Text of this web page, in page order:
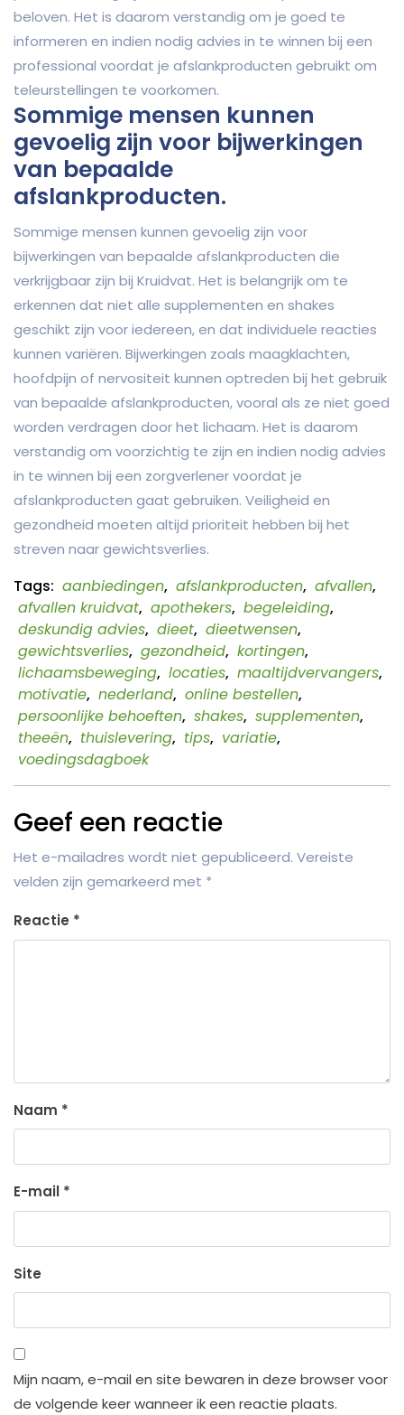
beloven. Het is daarom verstandig om je goed te
informeren en indien nodig advies in te winnen bij een
professional voordat je afslankproducten gebruikt om
teleurstellingen te voorkomen.
Sommige mensen kunnen
gevoelig zijn voor bijwerkingen
van bepaalde
afslankproducten.
Sommige mensen kunnen gevoelig zijn voor
bijwerkingen van bepaalde afslankproducten die
verkrijgbaar zijn bij Kruidvat. Het is belangrijk om te
erkennen dat niet alle supplementen en shakes
geschikt zijn voor iedereen, en dat individuele reacties
kunnen variëren. Bijwerkingen zoals maagklachten,
hoofdpijn of nervositeit kunnen optreden bij het gebruik
van bepaalde afslankproducten, vooral als ze niet goed
worden verdragen door het lichaam. Het is daarom
verstandig om voorzichtig te zijn en indien nodig advies
in te winnen bij een zorgverlener voordat je
afslankproducten gaat gebruiken. Veiligheid en
gezondheid moeten altijd prioriteit hebben bij het
streven naar gewichtsverlies.
Tags: aanbiedingen, afslankproducten, afvallen,
afvallen kruidvat, apothekers, begeleiding,
deskundig advies, dieet, dieetwensen,
gewichtsverlies, gezondheid, kortingen,
lichaamsbeweging, locaties, maaltijdvervangers,
motivatie, nederland, online bestellen,
persoonlijke behoeften, shakes, supplementen,
theeën, thuislevering, tips, variatie,
voedingsdagboek
Geef een reactie
Het e-mailadres wordt niet gepubliceerd. Vereiste
velden zijn gemarkeerd met *
Reactie *
Naam *
E-mail *
Site
Mijn naam, e-mail en site bewaren in deze browser voor
de volgende keer wanneer ik een reactie plaats.